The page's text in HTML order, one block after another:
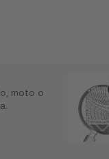
moto o